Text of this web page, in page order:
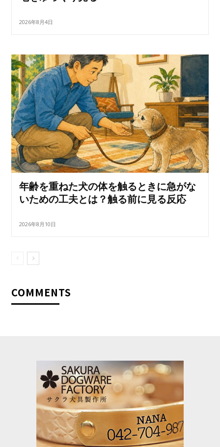
2026年8月4日
年齢を重ねた犬の体を触るときに急がな
いための工夫とは？触る前に見る反応
2026年8月10日
COMMENTS